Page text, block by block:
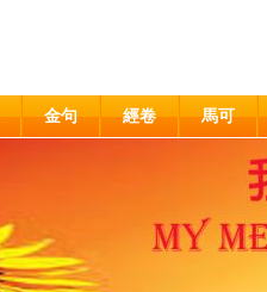
金句 經卷 馬可